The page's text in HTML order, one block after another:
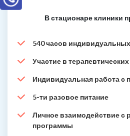
В стационаре клиники
540 часов
Участие в
Индивидуальная работа с
5-ти разовое питание
Личное взаимодействие с
программы